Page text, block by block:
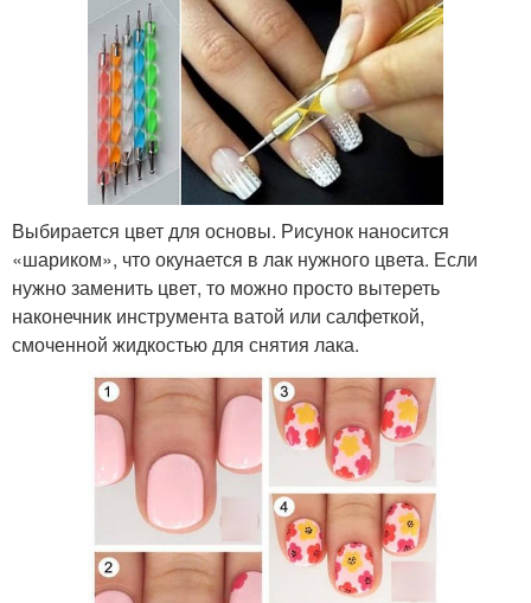
Выбирается цвет для основы. Рисунок наносится
«шариком», что окунается в лак нужного цвета. Если
нужно заменить цвет, то можно просто вытереть
наконечник инструмента ватой или салфеткой,
смоченной жидкостью для снятия лака.